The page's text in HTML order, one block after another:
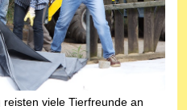
viele Tierfreunde an